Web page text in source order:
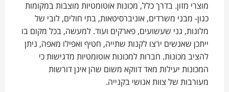
מוצרי מזון. בדרך כלל, מכונות אוטומטיות מוצבות במקומות
כגון- מבני משרדים, אוניברסיטאות, בתי חולים, לובי של
מלונות, גני שעשועים, פארקים ועוד. למעשה, בכל מקום בו
ייתכן שאנשים ירצו לקנות שתייה, חטיף ואפילו מאפה, ניתן
להציב מכונות. חברות למכונות אוטומטיות מדגישות כי
המכונות יעילות מאד דווקא משום שהן אינן דורשות
מעורבות של צוות אנושי בקנייה.